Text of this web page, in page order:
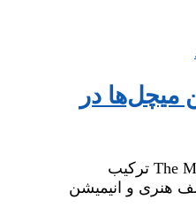
میچل‌ها در
فیلم The Mitchells vs. the Machines ترکیب
هنری و انیمیشن